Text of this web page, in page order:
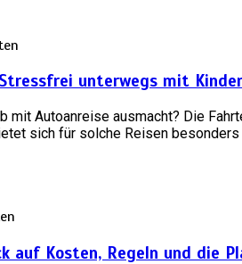
unterwegs mit
mit Autoanreise ausmacht? Die
sich für solche Reisen
auf Kosten, Regeln und die